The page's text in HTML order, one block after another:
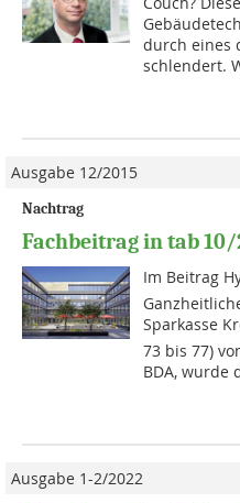
durch eines
schlendert.
Ausgabe 12/2015
Nachtrag
Fachbeitrag in tab 10/
Im Beitrag
Sparkasse
73 bis 77)
BDA, wurde
Ausgabe 1-2/2022